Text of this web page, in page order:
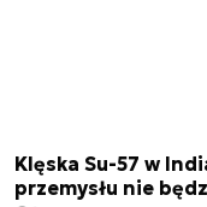
Klęska Su-57 w
przemysłu nie